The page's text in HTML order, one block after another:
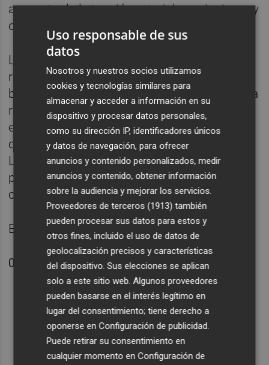
aumento de la tensión arterial, nerviosismo y
otros problemas de salud.
Los jóvenes no son conscientes de los
riesgos que conlleva el consumo de estas
bebidas. Un estudio del Instituto de Manresa
reveló que muchos jóvenes no conocen los
efectos negativos, aunque algunos sí saben
que pueden causar nerviosismo e insomnio.
Los padres también suelen desconocer los
peligros, permitiendo el consumo sin ser
conscientes de los riesgos.
Episodio completo en Plaza Pódcast.
0000
Uso responsable de sus
datos
Nosotros y nuestros socios utilizamos
cookies y tecnologías similares para
almacenar y acceder a información en su
dispositivo y procesar datos personales,
como su dirección IP, identificadores únicos
y datos de navegación, para ofrecer
anuncios y contenido personalizados, medir
anuncios y contenido, obtener información
sobre la audiencia y mejorar los servicios.
Proveedores de terceros (1913) también
pueden procesar sus datos para estos y
otros fines, incluido el uso de datos de
geolocalización precisos y características
del dispositivo. Sus elecciones se aplican
solo a este sitio web. Algunos proveedores
pueden basarse en el interés legítimo en
lugar del consentimiento; tiene derecho a
oponerse enConfiguración de publicidad.
Puede retirar su consentimiento en
cualquier momento enConfiguración de